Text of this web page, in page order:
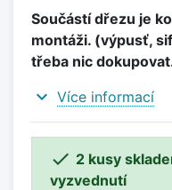
Součástí dřezu je
montáži. (výpusť,
třeba nic
expand_more Více informací
 2 kusy
vyzvednutí